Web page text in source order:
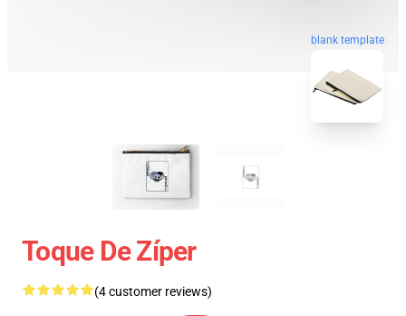
blank template
Toque De Zíper
(4 customer reviews)